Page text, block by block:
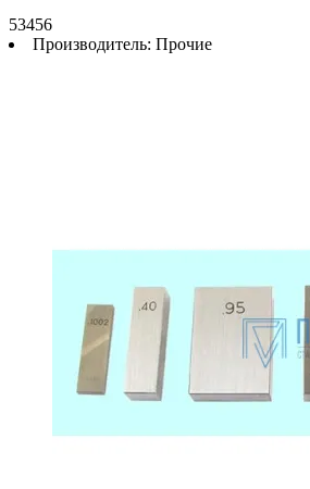
53456
Производитель: Прочие